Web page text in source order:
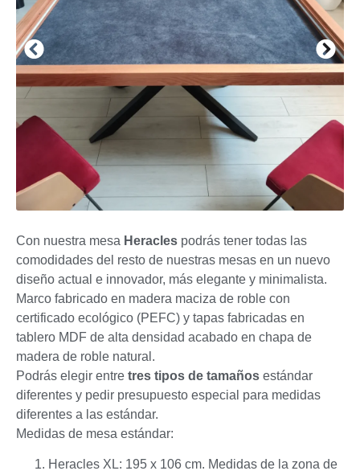
Con nuestra mesa Heracles podrás tener todas las
comodidades del resto de nuestras mesas en un nuevo
diseño actual e innovador, más elegante y minimalista.
Marco fabricado en madera maciza de roble con
certificado ecológico (PEFC) y tapas fabricadas en
tablero MDF de alta densidad acabado en chapa de
madera de roble natural.
Podrás elegir entre tres tipos de tamaños estándar
diferentes y pedir presupuesto especial para medidas
diferentes a las estándar.
Medidas de mesa estándar:
Heracles XL: 195 x 106 cm. Medidas de la zona de